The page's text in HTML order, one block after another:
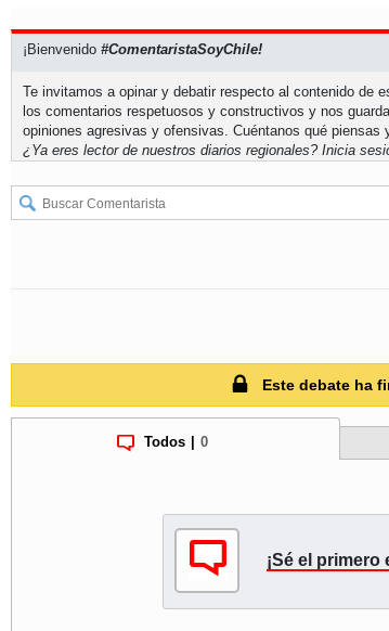
¡Bienvenido #ComentaristaSoyChile!
Te invitamos a opinar y debatir respecto al contenido de
los comentarios respetuosos y constructivos y nos
opiniones agresivas y ofensivas. Cuéntanos qué piensas
¿Ya eres lector de nuestros diarios regionales? Inicia
Este debate ha
Todos 0
¡Sé el primero